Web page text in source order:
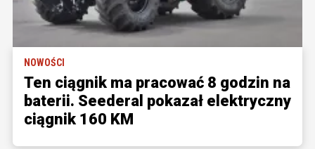
NOWOŚCI
Ten ciągnik ma pracować 8 godzin na
baterii. Seederal pokazał elektryczny
ciągnik 160 KM